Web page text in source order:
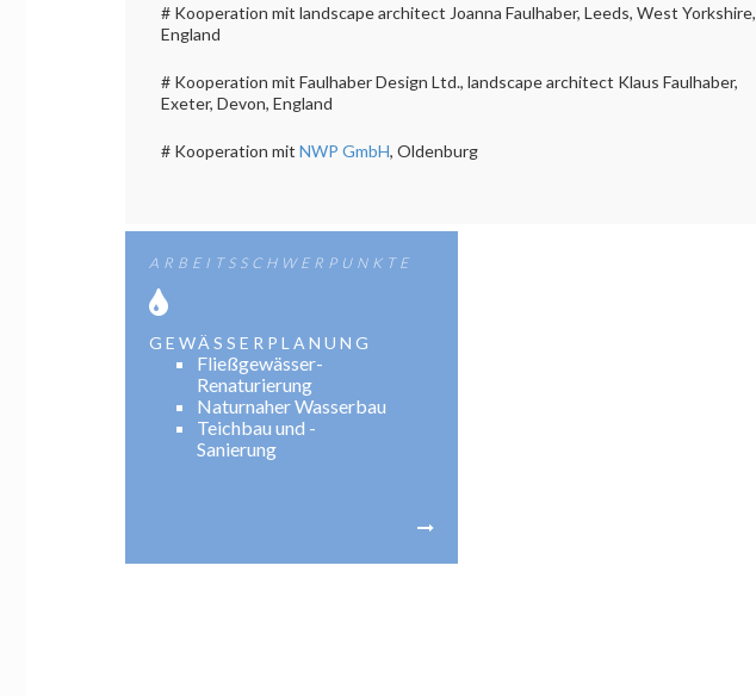
# Kooperation mit landscape architect Joanna Faulhaber, Leeds, West Yorkshire,
England
# Kooperation mit Faulhaber Design Ltd., landscape architect Klaus Faulhaber,
Exeter, Devon, England
# Kooperation mit NWP GmbH, Oldenburg
ARBEITSSCHWERPUNKTE
GEWÄSSERPLANUNG
Fließgewässer-
Renaturierung
Naturnaher Wasserbau
Teichbau und -
Sanierung